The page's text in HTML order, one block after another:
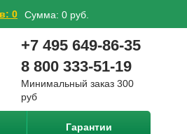
0 Сумма: 0 руб.
+7 495 649-86-35
8 800 333-51-19
Минимальный заказ 300
руб
Гарантии